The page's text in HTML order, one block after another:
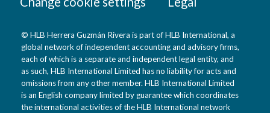
© HLB Herrera Guzmán Rivera is part of HLB International, a
global network of independent accounting and advisory firms,
each of which is a separate and independent legal entity, and
as such, HLB International Limited has no liability for acts and
omissions from any other member. HLB International Limited
is an English company limited by guarantee which coordinates
the international activities of the HLB International network